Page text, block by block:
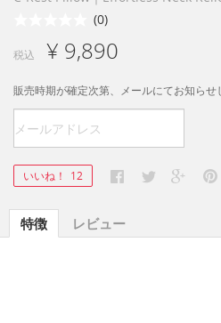
(0)
税込 ¥ 9,890
販売時期が確定次第、メールにてお知らせ
いいね！ 12
特徴 レビュー